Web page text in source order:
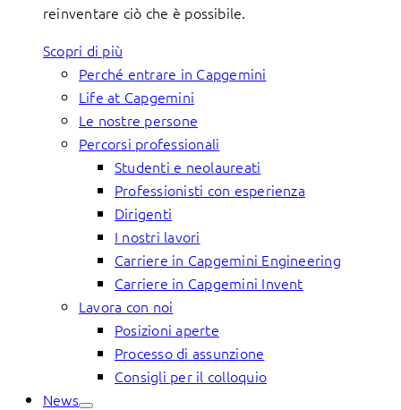
reinventare ciò che è possibile.
Scopri di più
Perché entrare in Capgemini
Life at Capgemini
Le nostre persone
Percorsi professionali
Studenti e neolaureati
Professionisti con esperienza
Dirigenti
I nostri lavori
Carriere in Capgemini Engineering
Carriere in Capgemini Invent
Lavora con noi
Posizioni aperte
Processo di assunzione
Consigli per il colloquio
News